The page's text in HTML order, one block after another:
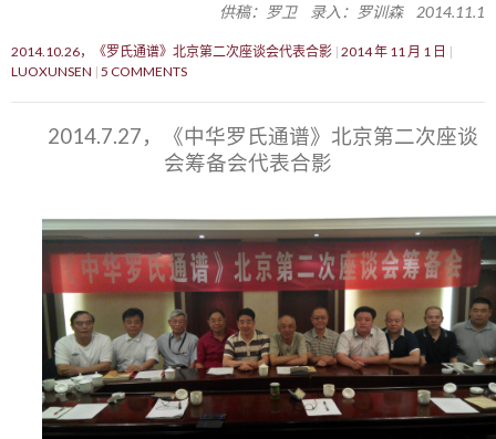
供稿：罗卫 录入：罗训森 2014.11.1
2014.10.26，《罗氏通谱》北京第二次座谈会代表合影 2014 年 11 月 1 日
LUOXUNSEN 5 COMMENTS
2014.7.27，《中华罗氏通谱》北京第二次座谈
会筹备会代表合影